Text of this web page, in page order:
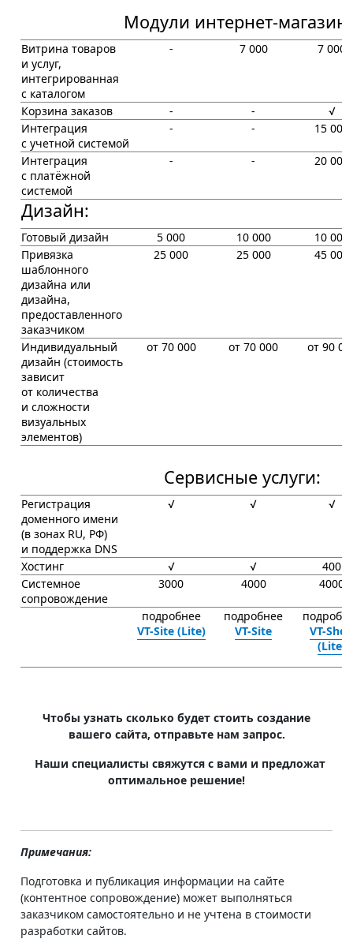
Модули интернет-
Витрина товаров
и услуг,
интегрированная
с каталогом
- 7 000 7 000
Корзина заказов - -
√
Интеграция
с учетной системой
- - 15 000
Интеграция
с платёжной
системой
- - 20 000
Дизайн:
Готовый дизайн 5 000 10 000
10 000
Привязка
шаблонного
дизайна или
дизайна,
предоставленного
заказчиком
25 000 25 000 45 000
Индивидуальный
дизайн (стоимость
зависит
от количества
и сложности
визуальных
элементов)
от 70 000 от 70 000 от 90
Сервисные услуги:
Регистрация
доменного имени
(в зонах RU, РФ)
и поддержка DNS
√ √ √
Хостинг √ √
400
Системное
сопровождение
3000 4000 4000
подробнее
VT-Site (Lite)
подробнее
VT-Site
VT-Shop
(Lite)
Чтобы узнать сколько будет стоить создание
вашего сайта, отправьте нам запрос.
Наши специалисты свяжутся с вами и предложат
оптимальное решение!
Примечания:
Подготовка и публикация информации на сайте
(контентное сопровождение) может выполняться
заказчиком самостоятельно и не учтена в стоимости
разработки сайтов.